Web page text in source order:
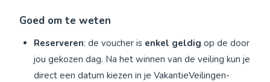
Goed om te weten
Reserveren: de voucher is enkel geldig op de door
jou gekozen dag. Na het winnen van de veiling kun je
direct een datum kiezen in je VakantieVeilingen-